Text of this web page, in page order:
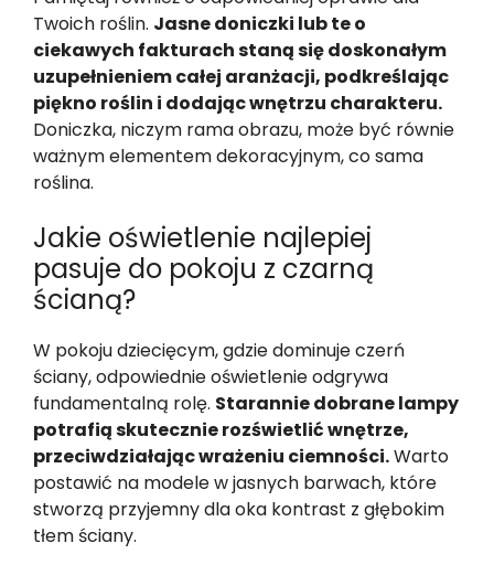
Twoich roślin. Jasne doniczki lub te o
ciekawych fakturach staną się doskonałym
uzupełnieniem całej aranżacji, podkreślając
piękno roślin i dodając wnętrzu charakteru.
Doniczka, niczym rama obrazu, może być równie
ważnym elementem dekoracyjnym, co sama
roślina.
Jakie oświetlenie najlepiej
pasuje do pokoju z czarną
ścianą?
W pokoju dziecięcym, gdzie dominuje czerń
ściany, odpowiednie oświetlenie odgrywa
fundamentalną rolę. Starannie dobrane lampy
potrafią skutecznie rozświetlić wnętrze,
przeciwdziałając wrażeniu ciemności.Warto
postawić na modele w jasnych barwach, które
stworzą przyjemny dla oka kontrast z głębokim
tłem ściany.